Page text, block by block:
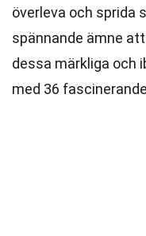
överleva och sprida
spännande ämne
dessa märkliga och
med 36